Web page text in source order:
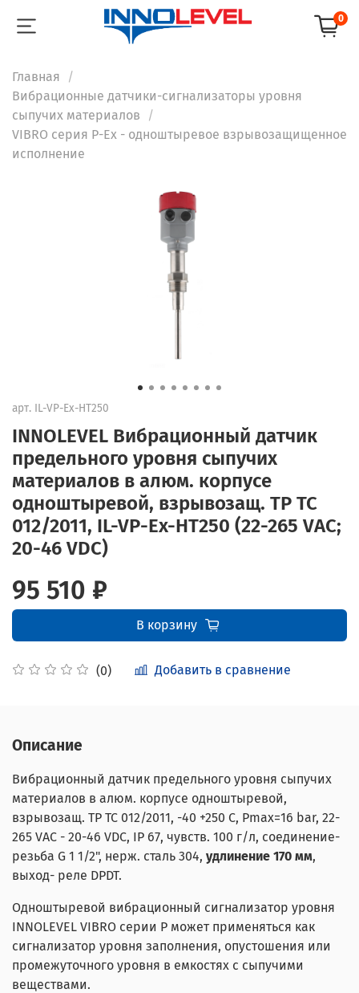
0
Главная
Вибрационные датчики-сигнализаторы уровня
сыпучих материалов
VIBRO серия P-Ex - одноштыревое взрывозащищенное
исполнение
арт. IL-VP-Ex-HT250
INNOLEVEL Вибрационный датчик
предельного уровня сыпучих
материалов в алюм. корпусе
одноштыревой, взрывозащ. ТР ТС
012/2011, IL-VP-Ex-HT250 (22-265 VAC;
20-46 VDC)
(0) Добавить в сравнение
95 510 ₽
В корзину
Описание
Вибрационный датчик предельного уровня сыпучих
материалов в алюм. корпусе одноштыревой,
взрывозащ. ТР ТС 012/2011, -40 +250 С, Pmax=16 bar, 22-
265 VAC - 20-46 VDC, IP 67, чувств. 100 г/л, соединение-
резьба G 1 1/2", нерж. сталь 304, удлинение 170 мм,
выход- реле DPDT.
Одноштыревой вибрационный сигнализатор уровня
INNOLEVEL VIBRO серии P может применяться как
сигнализатор уровня заполнения, опустошения или
промежуточного уровня в емкостях с сыпучими
веществами.